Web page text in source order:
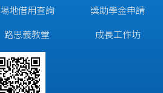
場地借用查詢
路思義教堂
獎助學金申請
成長工作坊